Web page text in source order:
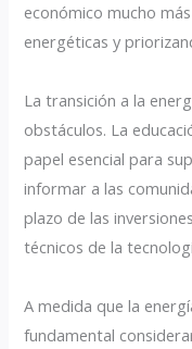
económico mucho
energéticas y
La transición a la
obstáculos. La
papel esencial para
informar a las
plazo de las
técnicos de la
A medida que la
fundamental